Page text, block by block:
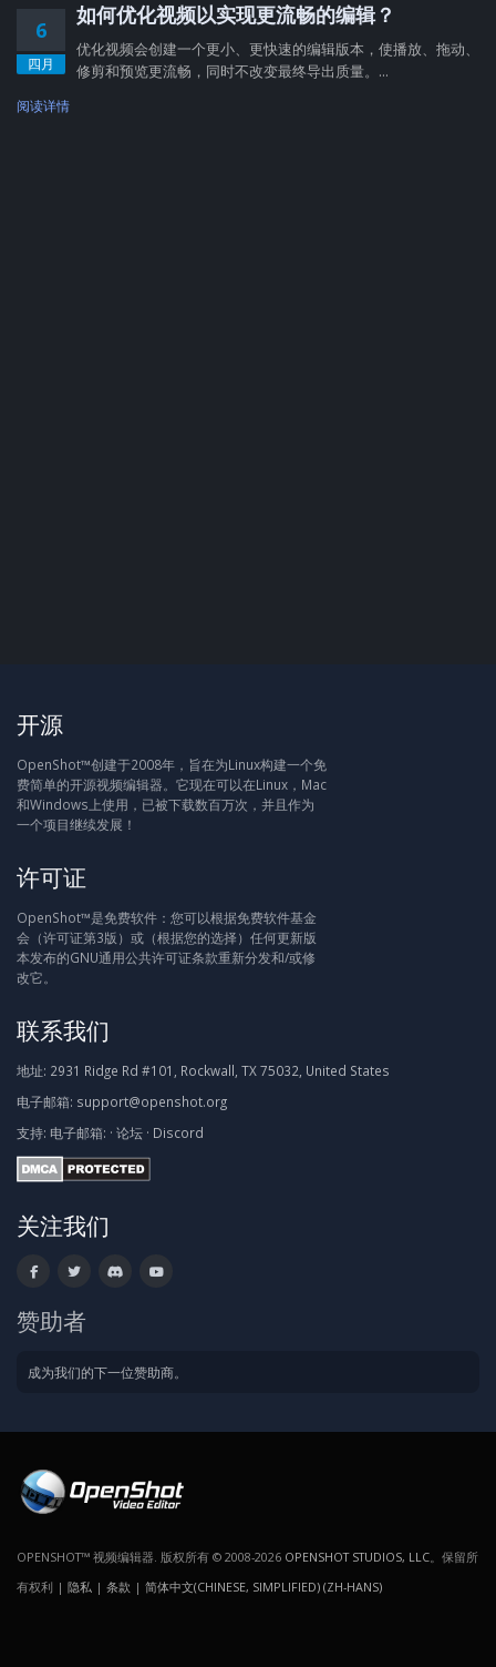
6
四月
如何优化视频以实现更流畅的编辑？
优化视频会创建一个更小、更快速的编辑版本，使播放、拖动、
修剪和预览更流畅，同时不改变最终导出质量。...
阅读详情
开源
OpenShot™创建于2008年，旨在为Linux构建一个免
费简单的开源视频编辑器。它现在可以在Linux，Mac
和Windows上使用，已被下载数百万次，并且作为
一个项目继续发展！
许可证
OpenShot™是免费软件：您可以根据免费软件基金
会（许可证第3版）或（根据您的选择）任何更新版
本发布的GNU通用公共许可证条款重新分发和/或修
改它。
联系我们
地址: 2931 Ridge Rd #101, Rockwall, TX 75032, United States
电子邮箱: support@openshot.org
支持: 电子邮箱: · 论坛 · Discord
关注我们
赞助者
成为我们的下一位赞助商。
OPENSHOT™ 视频编辑器. 版权所有 © 2008-2026 OPENSHOT STUDIOS, LLC 。保留所
有权利 | 隐私 | 条款 | 简体中文(CHINESE, SIMPLIFIED) (ZH-HANS)